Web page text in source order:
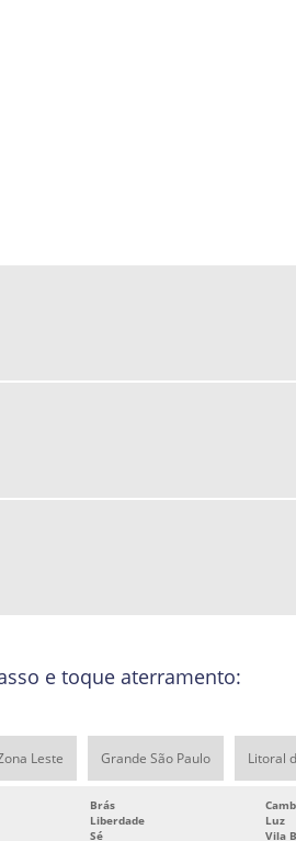
e toque aterramento:
Leste Grande São Paulo Litoral
Brás
Liberdade Luz
Sé Vila